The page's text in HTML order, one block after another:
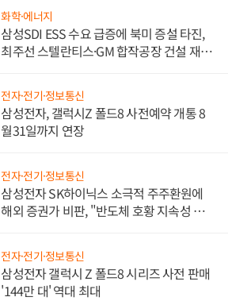
화학·에너지
삼성SDI ESS 수요 급증에 북미 증설 타진,
최주선 스텔란티스·GM 합작공장 건설 재추
전자·전기·정보통신
삼성전자, 갤럭시Z 폴드8 사전예약 개통 8
월31일까지 연장
전자·전기·정보통신
삼성전자 SK하이닉스 소극적 주주환원에
해외 증권가 비판, "반도체 호황 지속성 의
전자·전기·정보통신
삼성전자 갤럭시 Z 폴드8 시리즈 사전 판매
'144만 대' 역대 최대